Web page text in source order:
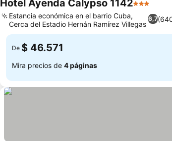
Hotel Ayenda Calypso 11423 Estrellas
6,7
Estancia económica en el barrio Cuba,
Cerca del Estadio Hernán Ramírez Villegas
De $ 46.571
Mira precios de 4 páginas